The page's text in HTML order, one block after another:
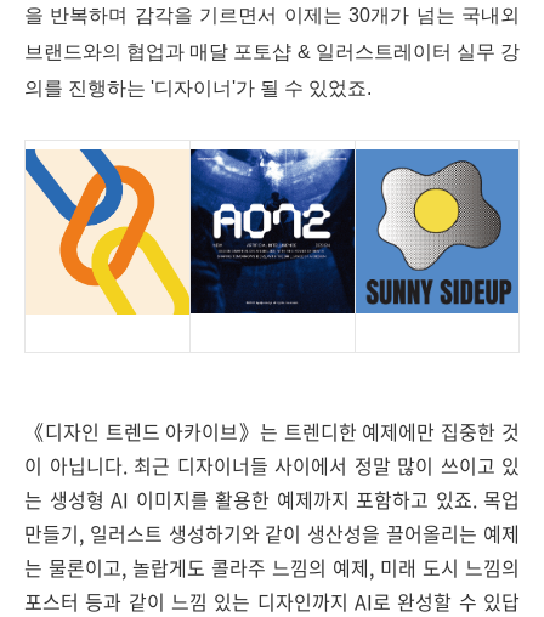
을 반복하며 감각을 기르면서 이제는30개가 넘는 국내외
브랜드와의 협업과 매달 포토샵 & 일러스트레이터 실무 강
의를 진행하는 '디자이너'가 될 수 있었죠.
《디자인 트렌드 아카이브》는 트렌디한 예제에만 집중한 것
이 아닙니다. 최근 디자이너들 사이에서 정말 많이 쓰이고 있
는 생성형 AI 이미지를 활용한 예제까지 포함하고 있죠. 목업
만들기, 일러스트 생성하기와 같이 생산성을 끌어올리는 예제
는 물론이고, 놀랍게도 콜라주 느낌의 예제, 미래 도시 느낌의
포스터 등과 같이 느낌 있는 디자인까지 AI로 완성할 수 있답